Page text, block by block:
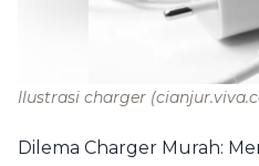
Ilustrasi charger
Dilema Charger Murah: